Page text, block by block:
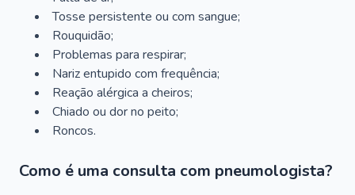
Tosse persistente ou com sangue;
Rouquidão;
Problemas para respirar;
Nariz entupido com frequência;
Reação alérgica a cheiros;
Chiado ou dor no peito;
Roncos.
Como é uma consulta com pneumologista?